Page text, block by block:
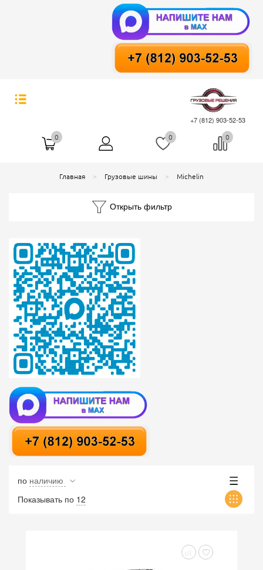
+7 (812) 903-52-53
0 0 0
Главная Грузовые шины Michelin
Открыть фильтр
по наличию
Показывать по 12